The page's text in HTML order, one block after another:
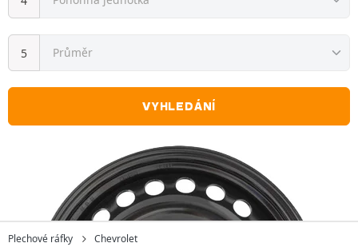
VYHLEDÁNÍ
Plechové ráfky Chevrolet